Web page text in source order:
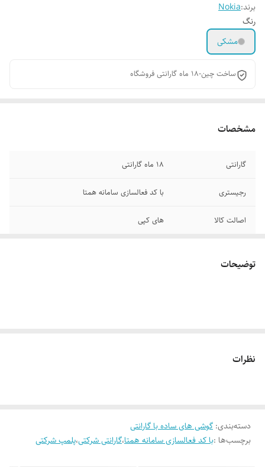
برند:Nokia
رنگ
مشکی
ساخت چین-18 ماه گارانتی فروشگاه
مشخصات
گارانتی 18 ماه گارانتی
رجیستری با کد فعالسازی سامانه همتا
اصالت کالا های کپی
توضیحات
نظرات
دسته‌بندی: گوشی های ساده با گارانتی
برچسب‌ها :با کد فعالسازی سامانه همتا،گارانتی شرکتی،پلمپ شرکتی